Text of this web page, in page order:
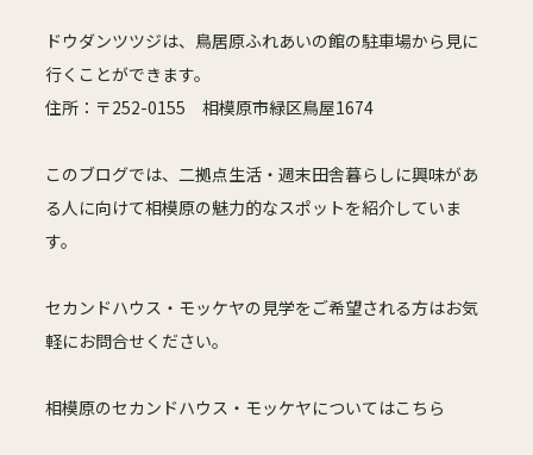
ドウダンツツジは、鳥居原ふれあいの館の駐車場から見に
行くことができます。
住所：〒252-0155 相模原市緑区鳥屋1674
このブログでは、二拠点生活・週末田舎暮らしに興味があ
る人に向けて相模原の魅力的なスポットを紹介していま
す。
セカンドハウス・モッケヤの見学をご希望される方はお気
軽にお問合せください。
相模原のセカンドハウス・モッケヤについてはこちら